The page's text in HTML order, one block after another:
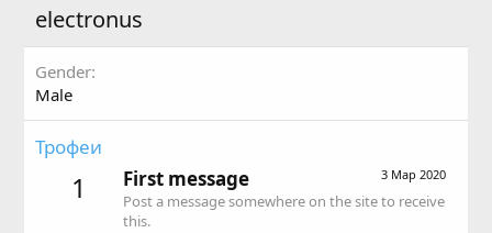
electronus
Gender
Male
Трофеи
1 3 Мар 2020
First message
Post a message somewhere on the site to receive
this.